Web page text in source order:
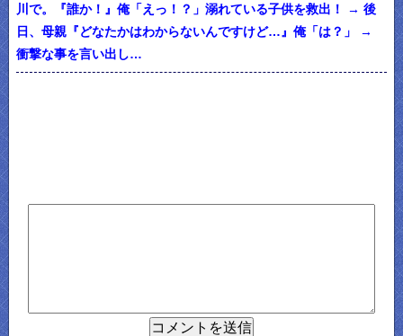
川で。『誰か！』俺「えっ！？」溺れている子供を救出！ → 後
日、母親『どなたかはわからないんですけど…』俺「は？」 →
衝撃な事を言い出し…